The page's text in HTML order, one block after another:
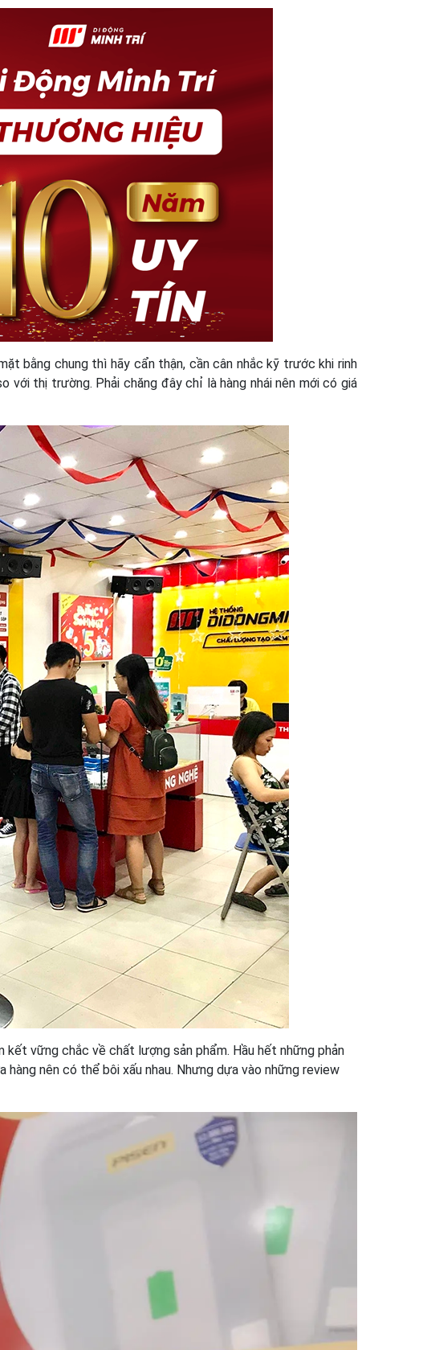
bằng chung thì hãy cẩn thận, cần cân nhắc kỹ trước khi rinh
thị trường. Phải chăng đây chỉ là hàng nhái nên mới có giá
kết vững chắc về chất lượng sản phẩm. Hầu hết những phản
nên có thể bôi xấu nhau. Nhưng dựa vào những review